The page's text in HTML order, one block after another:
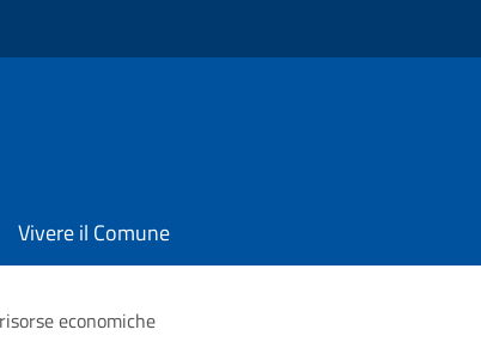
Vivere il Comune
economiche